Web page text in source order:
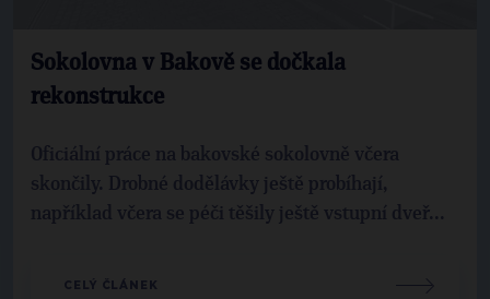
Sokolovna v Bakově se dočkala
rekonstrukce
Oficiální práce na bakovské sokolovně včera
skončily. Drobné dodělávky ještě probíhají,
například včera se péči těšily ještě vstupní dveř...
CELÝ ČLÁNEK